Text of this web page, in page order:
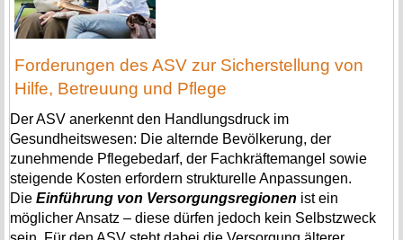
Forderungen des ASV zur Sicherstellung von
Hilfe, Betreuung und Pflege
Der ASV anerkennt den Handlungsdruck im
Gesundheitswesen: Die alternde Bevölkerung, der
zunehmende Pflegebedarf, der Fachkräftemangel sowie
steigende Kosten erfordern strukturelle Anpassungen.
Die Einführung von Versorgungsregionen ist ein
möglicher Ansatz – diese dürfen jedoch kein Selbstzweck